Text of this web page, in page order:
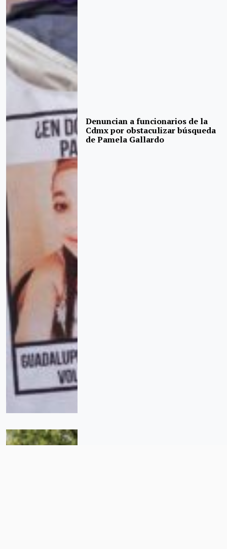
Denuncian a funcionarios de la
Cdmx por obstaculizar búsqueda
de Pamela Gallardo